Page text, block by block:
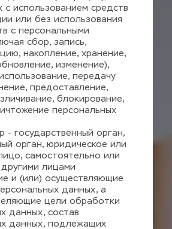
с использованием средств
или без использования
с персональными
сбор, запись,
накопление, хранение,
изменение),
передачу
предоставление,
блокирование,
персональных
– государственный орган,
орган, юридическое или
самостоятельно или
лицами
и (или) осуществляющие
данных, а
цели обработки
данных, состав
данных, подлежащих